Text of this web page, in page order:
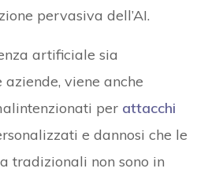
pervasiva dell’AI.
artificiale sia
viene anche
per attacchi
e dannosi che le
tradizionali non sono in